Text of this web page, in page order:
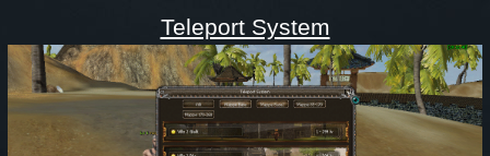
Teleport System